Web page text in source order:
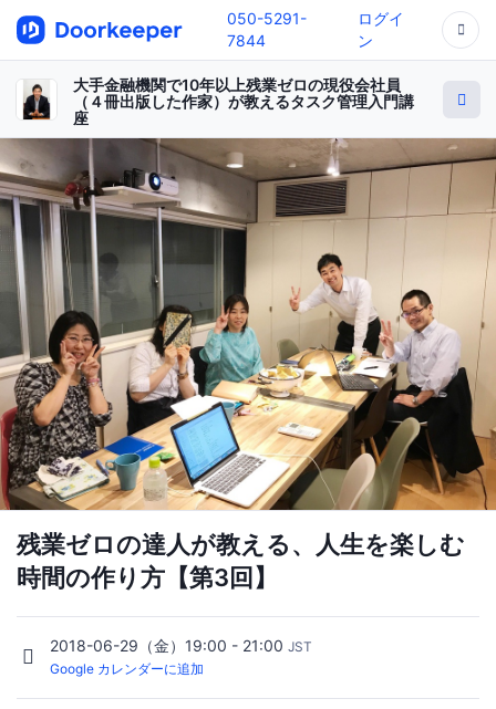
050-5291-
7844
ログイ
ン
大手金融機関で10年以上残業ゼロの現役会社員
（４冊出版した作家）が教えるタスク管理入門講
座
残業ゼロの達人が教える、人生を楽しむ
時間の作り方【第3回】
2018-06-29（金）19:00 - 21:00 JST
Google カレンダーに追加